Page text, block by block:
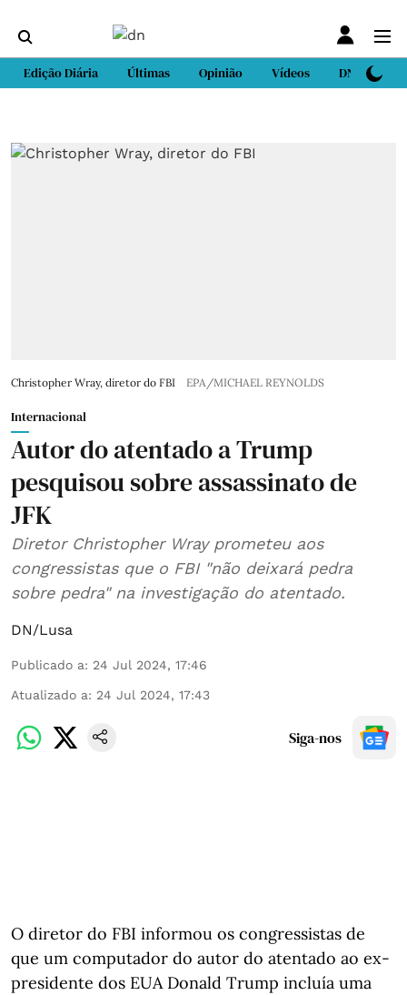
Edição Diária Últimas Opinião Vídeos DN Sport
Christopher Wray, diretor do FBI EPA/MICHAEL REYNOLDS
Internacional
Autor do atentado a Trump
pesquisou sobre assassinato de
JFK
Diretor Christopher Wray prometeu aos
congressistas que o FBI "não deixará pedra
sobre pedra" na investigação do atentado.
DN/Lusa
Publicado a: 24 Jul 2024, 17:46
Atualizado a: 24 Jul 2024, 17:43
Siga-nos
O diretor do FBI informou os congressistas de
que um computador do autor do atentado ao ex-
presidente dos EUA Donald Trump incluía uma